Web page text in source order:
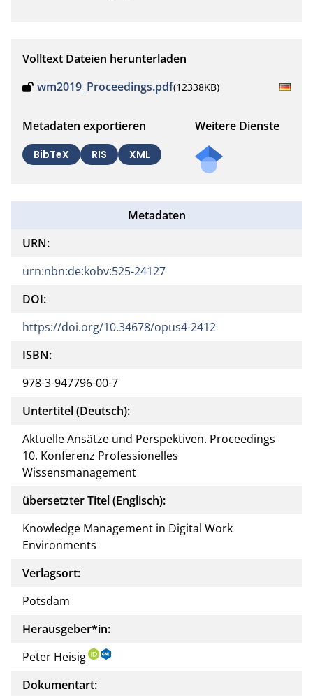
Volltext Dateien herunterladen
wm2019_Proceedings.pdf(12338KB)
Metadaten exportieren
BibTeX RIS XML
Weitere Dienste
Metadaten
URN:
urn:nbn:de:kobv:525-24127
DOI:
https://doi.org/10.34678/opus4-2412
ISBN:
978-3-947796-00-7
Untertitel (Deutsch):
Aktuelle Ansätze und Perspektiven. Proceedings
10. Konferenz Professionelles
Wissensmanagement
übersetzter Titel (Englisch):
Knowledge Management in Digital Work
Environments
Verlagsort:
Potsdam
Herausgeber*in:
Peter Heisig
Dokumentart: